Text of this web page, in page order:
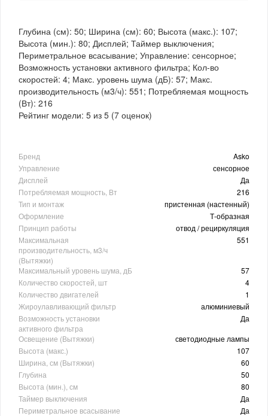
Глубина (см): 50; Ширина (см): 60; Высота (макс.): 107;
Высота (мин.): 80; Дисплей; Таймер выключения;
Периметральное всасывание; Управление: сенсорное;
Возможность установки активного фильтра; Кол-во
скоростей: 4; Макс. уровень шума (дБ): 57; Макс.
производительность (м3/ч): 551; Потребляемая мощность
(Вт): 216
Рейтинг модели: 5 из 5 (7 оценок)
Бренд
Asko
Управление
сенсорное
Дисплей
Да
Потребляемая мощность, Вт
216
Тип и монтаж
пристенная (настенный)
Оформление
Т-образная
Принцип работы
отвод / рециркуляция
Максимальная
производительность, м3/ч
(Вытяжки)
551
Максимальный уровень шума, дБ
57
Количество скоростей, шт
4
Количество двигателей
1
Жироулавливающий фильтр
алюминиевый
Возможность установки
активного фильтра
Да
Освещение (Вытяжки)
светодиодные лампы
Высота (макс.)
107
Ширина, см (Вытяжки)
60
Глубина
50
Высота (мин.), см
80
Таймер выключения
Да
Периметральное всасывание
Да